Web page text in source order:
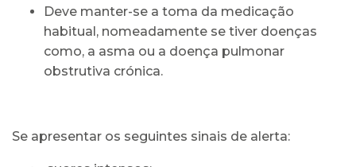
Deve manter-se a toma da medicação
habitual, nomeadamente se tiver doenças
como, a asma ou a doença pulmonar
obstrutiva crónica.
Se apresentar os seguintes sinais de alerta: